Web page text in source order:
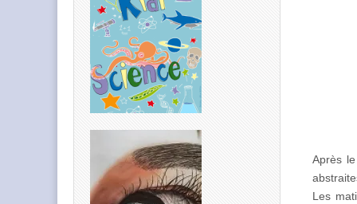
Après
Les